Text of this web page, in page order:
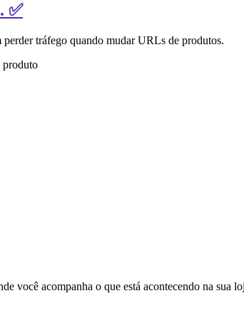
✅
tráfego quando mudar URLs de produtos.
produto
você acompanha o que está acontecendo na sua